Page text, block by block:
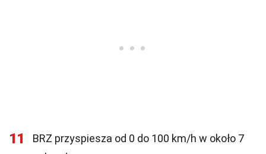
11
BRZ przyspiesza od 0 do 100 km/h w około 7